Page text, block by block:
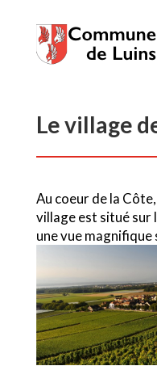
Le village
Au coeur de la
village est situé sur
une vue magnifique